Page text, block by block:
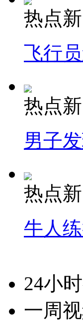
热点
飞行
热点
男子
热点
牛人
24小
一周